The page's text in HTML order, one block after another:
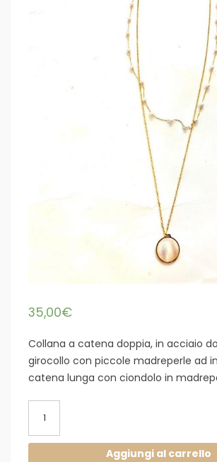
35,00€
Collana a catena doppia, in acciaio
girocollo con piccole madreperle ad
catena lunga con ciondolo in
acciaio
dorato
Aggiungi al carrello